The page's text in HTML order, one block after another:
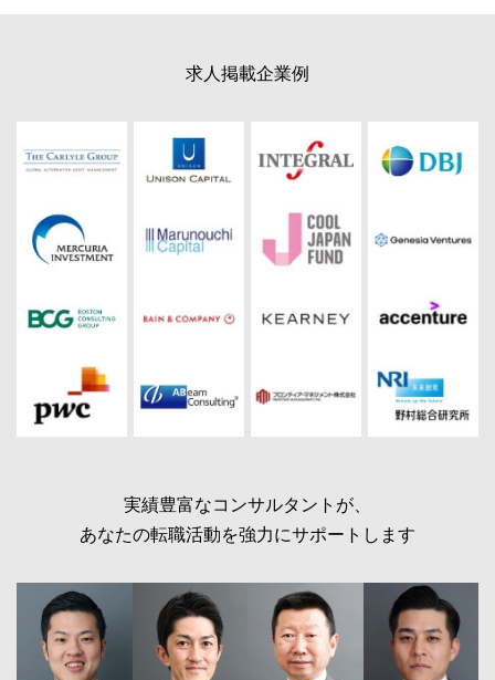
求人掲載企業例
実績豊富なコンサルタントが、
あなたの転職活動を強力にサポートします